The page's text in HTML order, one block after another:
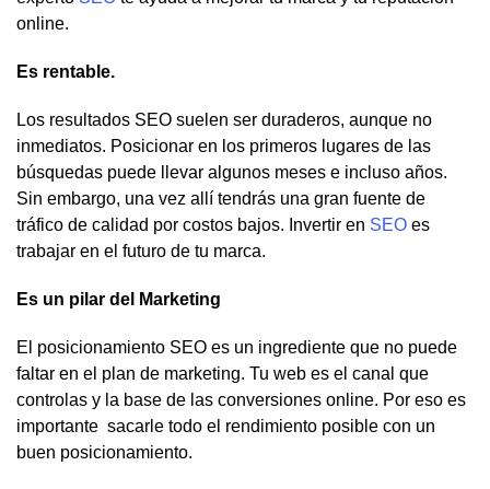
online.
Es rentable.
Los resultados SEO suelen ser duraderos, aunque no
inmediatos. Posicionar en los primeros lugares de las
búsquedas puede llevar algunos meses e incluso años.
Sin embargo, una vez allí tendrás una gran fuente de
tráfico de calidad por costos bajos. Invertir en SEO es
trabajar en el futuro de tu marca.
Es un pilar del Marketing
El posicionamiento SEO es un ingrediente que no puede
faltar en el plan de marketing. Tu web es el canal que
controlas y la base de las conversiones online. Por eso es
importante sacarle todo el rendimiento posible con un
buen posicionamiento.